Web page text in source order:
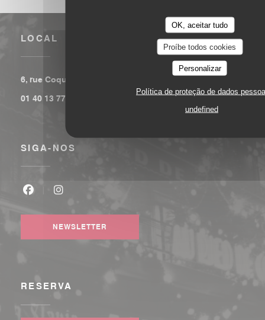
OK, aceitar tudo
Proíbe todos cookies
Personalizar
Política de proteção de dados
undefined
LOCAL
6, rue Coquillière 75001 Paris ((abre numa nova janela))
01 40 13 77 00
SIGA-NOS
NEWSLETTER
RESERVA